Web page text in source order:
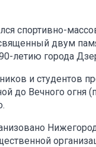
спортивно-
двум
летию города
и студентов
до Вечного огня